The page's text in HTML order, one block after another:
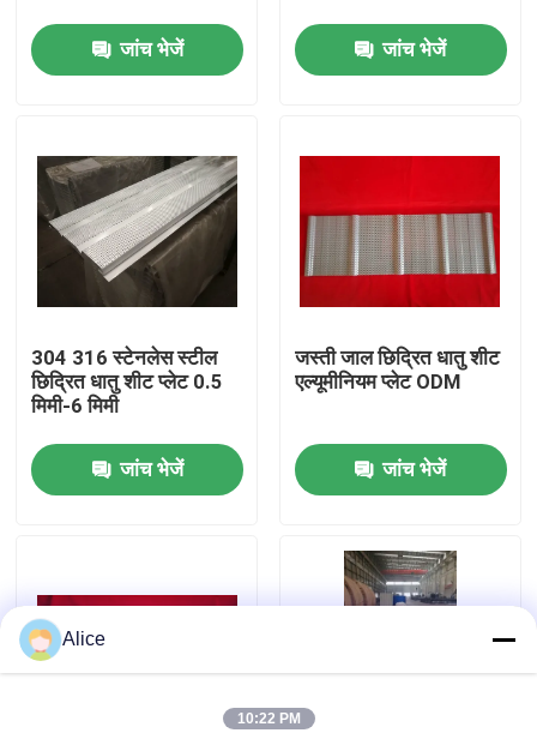
हमारे बारे में
कारखाना भ्रमण
गुणवत्ता नियंत्रण
इस्पात संरचना गोदाम
जांच भेजें जांच भेजें
304 316 स्टेनलेस स्टील
छिद्रित धातु शीट प्लेट 0.5
मिमी-6 मिमी
जांच भेजें
जस्ती जाल छिद्रित धातु शीट
एल्यूमीनियम प्लेट ODM
जांच भेजें
Alice
10:22 PM